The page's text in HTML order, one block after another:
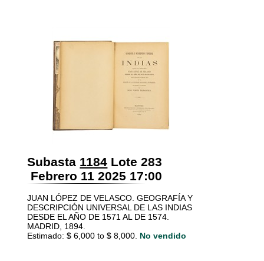
Subasta 1184 Lote 283
Febrero 11 2025 17:00
JUAN LÓPEZ DE VELASCO. GEOGRAFÍA Y
DESCRIPCIÓN UNIVERSAL DE LAS INDIAS
DESDE EL AÑO DE 1571 AL DE 1574.
MADRID, 1894.
Estimado: $ 6,000 to $ 8,000. No vendido